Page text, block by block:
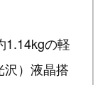
1.14kgの軽
沢）液晶搭